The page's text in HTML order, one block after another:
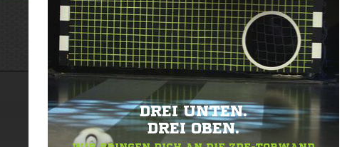
DREI UNTEN.
DREI OBEN.